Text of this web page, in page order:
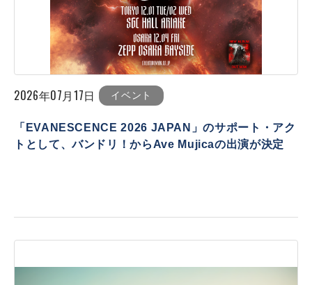
2026年07月17日 イベント
「EVANESCENCE 2026 JAPAN」のサポート・アク
トとして、バンドリ！からAve Mujicaの出演が決定